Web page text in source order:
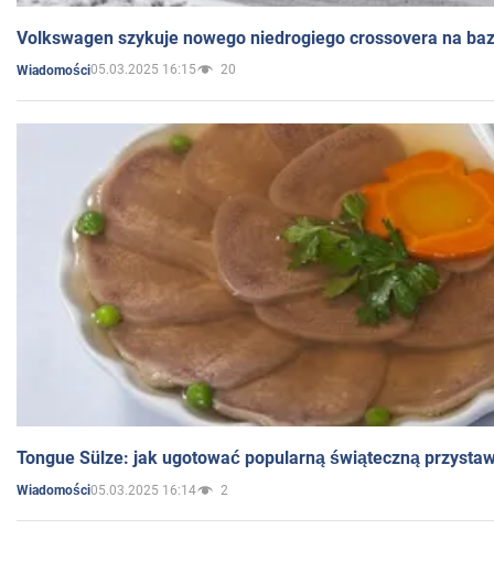
Volkswagen szykuje nowego niedrogiego crossovera na
Wiadomości05.03.2025 16:15 20
Tongue Sülze: jak ugotować popularną świąteczną
Wiadomości05.03.2025 16:14 2